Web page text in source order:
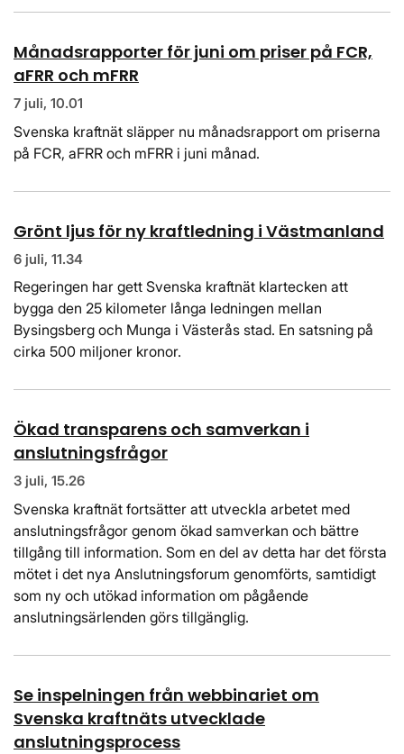
Månadsrapporter för juni om priser på FCR,
aFRR och mFRR
7 juli, 10.01
Svenska kraftnät släpper nu månadsrapport om priserna
på FCR, aFRR och mFRR i juni månad.
Grönt ljus för ny kraftledning i Västmanland
6 juli, 11.34
Regeringen har gett Svenska kraftnät klartecken att
bygga den 25 kilometer långa ledningen mellan
Bysingsberg och Munga i Västerås stad. En satsning på
cirka 500 miljoner kronor.
Ökad transparens och samverkan i
anslutningsfrågor
3 juli, 15.26
Svenska kraftnät fortsätter att utveckla arbetet med
anslutningsfrågor genom ökad samverkan och bättre
tillgång till information. Som en del av detta har det första
mötet i det nya Anslutningsforum genomförts, samtidigt
som ny och utökad information om pågående
anslutningsärIenden görs tillgänglig.
Se inspelningen från webbinariet om
Svenska kraftnäts utvecklade
anslutningsprocess